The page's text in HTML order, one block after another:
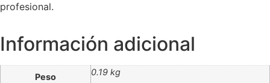
profesional.
Información adicional
Peso 0.19 kg